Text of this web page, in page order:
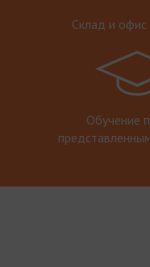
Склад и
Обучение